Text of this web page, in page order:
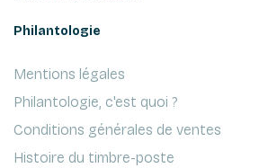
Philantologie
Mentions légales
Philantologie, c'est quoi ?
Conditions générales de ventes
Histoire du timbre-poste